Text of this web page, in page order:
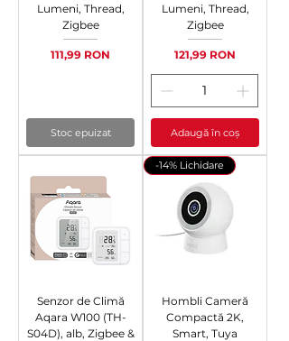
Lumeni, Thread,
Zigbee
Preț
111,99 RON
Stoc epuizat
Lumeni, Thread,
Zigbee
Preț
121,99 RON
Adaugă în coș
Senzor de Climă
Aqara W100 (TH-
S04D), alb, Zigbee &
-14% Lichidare
Hombli Cameră
Compactă 2K,
Smart, Tuya